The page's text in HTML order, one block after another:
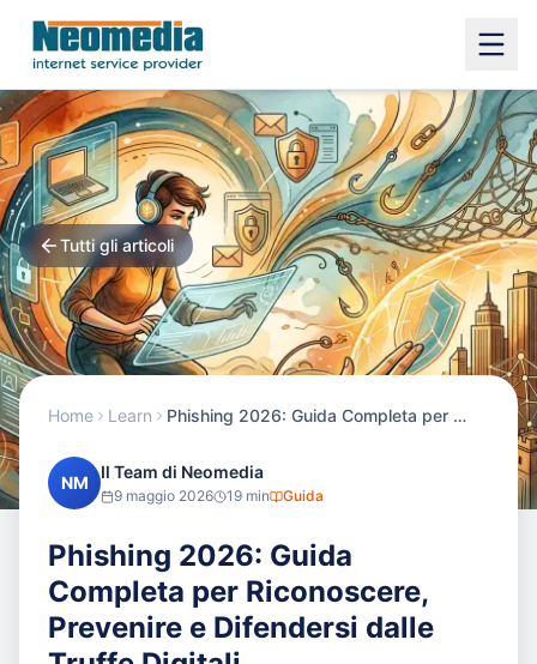
Tutti gli articoli
Home Learn Phishing 2026: Guida Completa per Riconoscere, Prevenire e Difendersi dalle Truffe Digitali
NM
Il Team di Neomedia
9 maggio 2026 19 min Guida
Phishing 2026: Guida
Completa per Riconoscere,
Prevenire e Difendersi dalle